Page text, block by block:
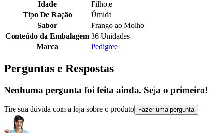
Idade
Filhote
Tipo De Ração
Úmida
Sabor
Frango ao Molho
Conteúdo da Embalagem 36 Unidades
Marca
Pedigree
Perguntas e Respostas
Nenhuma pergunta foi feita ainda. Seja o primeiro!
Tire sua dúvida com a loja sobre o produto Fazer uma pergunta